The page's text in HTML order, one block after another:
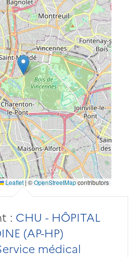
Leaflet|©OpenStreetMapcontributors
: CHU - HÔPITAL
(AP-HP)
médical